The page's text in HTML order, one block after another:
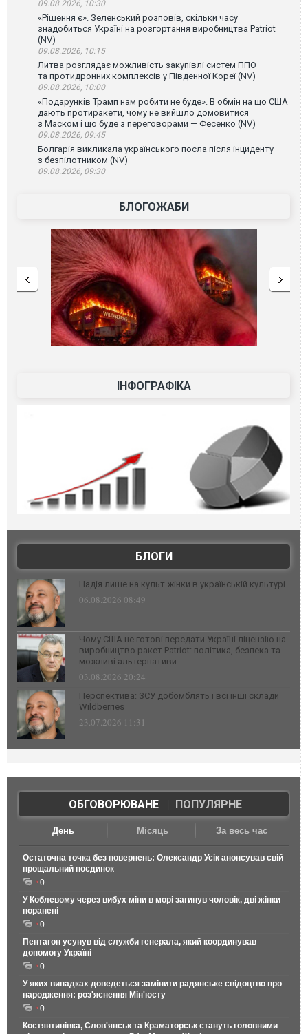
09.08.2026, 10:30
«Рішення є». Зеленський розповів, скільки часу
знадобиться Україні на розгортання виробництва Patriot
(NV)
09.08.2026, 10:15
Литва розглядає можливість закупівлі систем ППО
та протидронних комплексів у Південної Кореї (NV)
09.08.2026, 10:00
«Подарунків Трамп нам робити не буде». В обмін на що США
дають протиракети, чому не вийшло домовитися
з Маском і що буде з переговорами — Фесенко (NV)
09.08.2026, 09:45
Болгарія викликала українського посла після інциденту
з безпілотником (NV)
09.08.2026, 09:30
БЛОГОЖАБИ
ІНФОГРАФІКА
БЛОГИ
Надія лише на культ жінки в українській культурі
06.08.2026 08:49
Чому США не готові передати Україні ліцензію на
виробництво ракет Patriot: політика, безпека та
можливі альтернативи
03.08.2026 20:24
Перспектива: ЗСУ добомблять і всі інші склади
Wildberries
23.07.2026 11:31
ОБГОВОРЮВАНЕ| ПОПУЛЯРНЕ
День Місяць За весь час
Остаточна точка без повернень: Олександр Усік анонсував свій
прощальний поєдинок
0
У Коблевому через вибух міни в морі загинув чоловік, дві жінки
поранені
0
Пентагон усунув від служби генерала, який координував
допомогу Україні
0
У яких випадках доведеться замінити радянське свідоцтво про
народження: роз'яснення Мін'юсту
0
Костянтинівка, Слов'янськ та Краматорськ стануть головними